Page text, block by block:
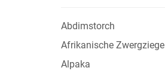
Abdimstorch
Afrikanische Zwergziege
Alpaka